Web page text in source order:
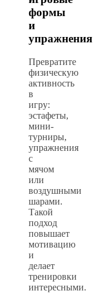
формы
и
упражнения
Превратите
физическую
активность
в
игру:
эстафеты,
мини-
турниры,
упражнения
с
мячом
или
воздушными
шарами.
Такой
подход
повышает
мотивацию
и
делает
тренировки
интересными.